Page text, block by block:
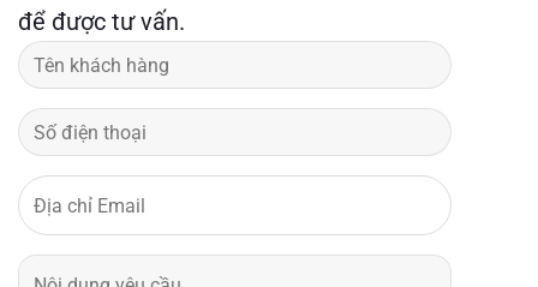
để được tư vấn.